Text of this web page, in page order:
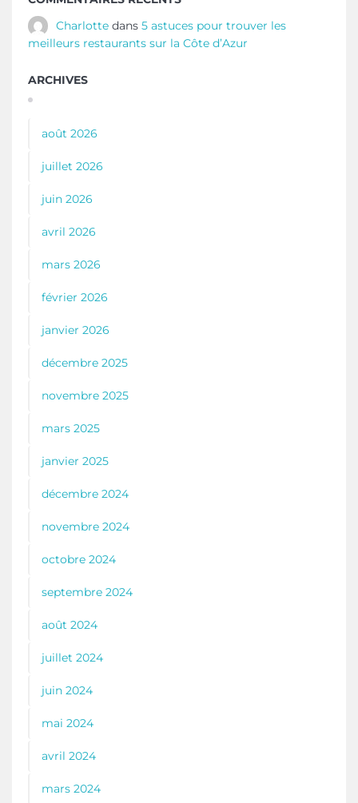
Charlotte dans 5 astuces pour trouver les
meilleurs restaurants sur la Côte d’Azur
ARCHIVES
août 2026
juillet 2026
juin 2026
avril 2026
mars 2026
février 2026
janvier 2026
décembre 2025
novembre 2025
mars 2025
janvier 2025
décembre 2024
novembre 2024
octobre 2024
septembre 2024
août 2024
juillet 2024
juin 2024
mai 2024
avril 2024
mars 2024